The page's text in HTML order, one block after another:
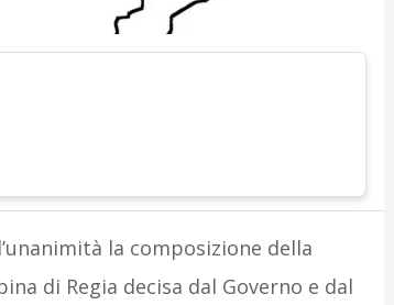
la composizione della
di Regia decisa dal Governo e dal